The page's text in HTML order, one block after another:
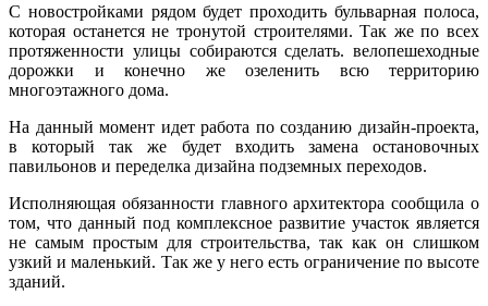
С новостройками рядом будет проходить бульварная полоса,
которая останется не тронутой строителями. Так же по всех
протяженности улицы собираются сделать. велопешеходные
дорожки и конечно же озеленить всю территорию
многоэтажного дома.
На данный момент идет работа по созданию дизайн-проекта,
в который так же будет входить замена остановочных
павильонов и переделка дизайна подземных переходов.
Исполняющая обязанности главного архитектора сообщила о
том, что данный под комплексное развитие участок является
не самым простым для строительства, так как он слишком
узкий и маленький. Так же у него есть ограничение по высоте
зданий.